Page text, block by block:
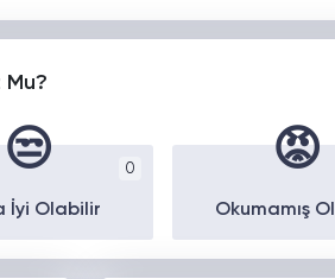
Mu?
0
😒
İyi Olabilir
😡
Okumamış